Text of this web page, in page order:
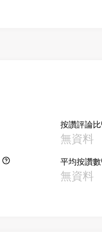
按讚評論比
無資料
平均按讚數
無資料